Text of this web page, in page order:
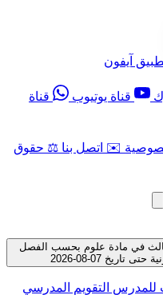
آيفون
قناة يوتيوب
قناة
✉️ اتصل بنا ⚖️ حقوق
في مادة علوم بحسب الفصل
07-08-2026
للمدرس التقويم المدرسي